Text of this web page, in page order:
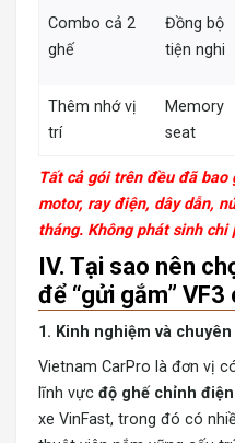
Combo cả 2
ghế
Đồng bộ
tiện nghi
Thêm nhớ vị
trí
Memory
seat
Tất cả gói trên đều đã bao
motor, ray điện, dây dẫn,
tháng. Không phát sinh
IV. Tại sao nên
để “gửi gắm” VF3
1. Kinh nghiệm và
Vietnam CarPro là đơn vị
lĩnh vực độ ghế chỉnh
xe VinFast, trong đó có